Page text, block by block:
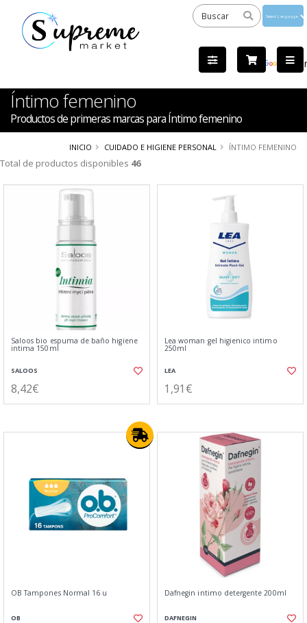
by
Íntimo femenino
Productos de primeras marcas para Íntimo femenino
INICIO CUIDADO E HIGIENE PERSONAL ÍNTIMO FEMENINO
Total de productos disponibles 46
Saloos bio espuma de baño higiene
intima 150ml
SALOOS
8,42€
Lea woman gel higienico intimo
250ml
LEA
1,91€
OB Tampones Normal 16 u
OB
Dafnegin intimo detergente 200ml
DAFNEGIN